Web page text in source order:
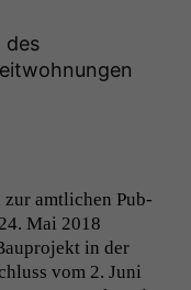
des
zur amtlichen Pub­
Mai 2018
in der
vom 2. Juni